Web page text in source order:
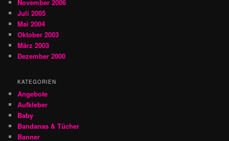
November 2006
Juli 2005
Mai 2004
Oktober 2003
März 2003
Dezember 2000
KATEGORIEN
Angebote
Aufkleber
Baby
Bandanas & Tücher
Banner